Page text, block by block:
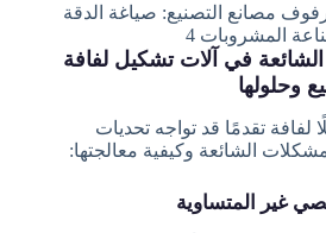
مصانع التصنيع: صياغة الدقة
المشروبات 4
في آلات تشكيل لفافة
وحلولها
لفافة تقدمًا قد تواجه تحديات
الشائعة وكيفية معالجتها: